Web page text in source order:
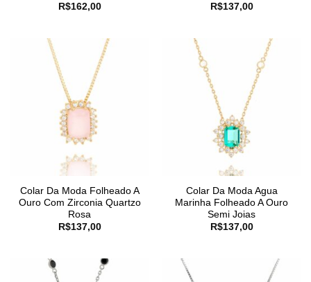
R$162,00
R$137,00
Colar Da Moda Folheado A
Ouro Com Zirconia Quartzo
Rosa
R$137,00
Colar Da Moda Agua
Marinha Folheado A Ouro
Semi Joias
R$137,00